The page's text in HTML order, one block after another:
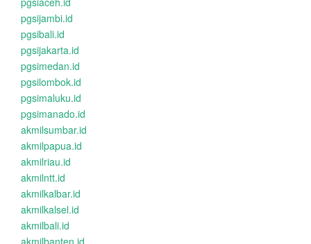
pgsijambi.id
pgsibali.id
pgsijakarta.id
pgsimedan.id
pgsilombok.id
pgsimaluku.id
pgsimanado.id
akmilsumbar.id
akmilpapua.id
akmilriau.id
akmilntt.id
akmilkalbar.id
akmilkalsel.id
akmilbali.id
akmilbanten.id